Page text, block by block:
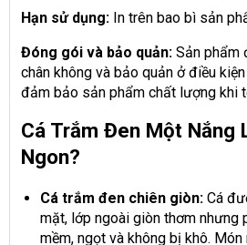
Hạn sử dụng: In trên bao bì sản
Đóng gói và bảo quản: Sản phẩm
chân không và bảo quản ở điều
đảm bảo sản phẩm chất lượng khi
Cá Trắm Đen Một Nắng
Ngon?
Cá trắm đen chiên giòn: Cá
mặt, lớp ngoài giòn thơm nhưng
mềm, ngọt và không bị khô.